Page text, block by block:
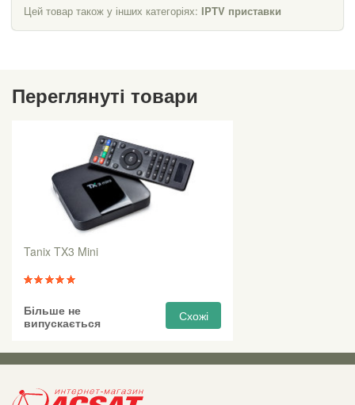
Цей товар також у інших категоріях: IPTV приставки
Переглянуті товари
Tanix TX3 Mini
Більше не
випускається
Схожі